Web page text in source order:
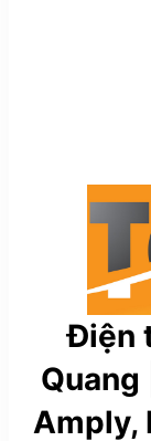
Điện
Quang
Amply,